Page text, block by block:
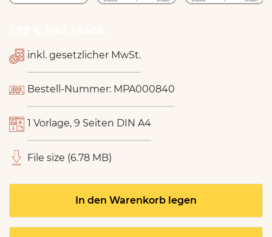
inkl. gesetzlicher MwSt.
Bestell-Nummer: MPA000840
1 Vorlage, 9 Seiten DIN A4
File size (6.78 MB)
In den Warenkorb legen